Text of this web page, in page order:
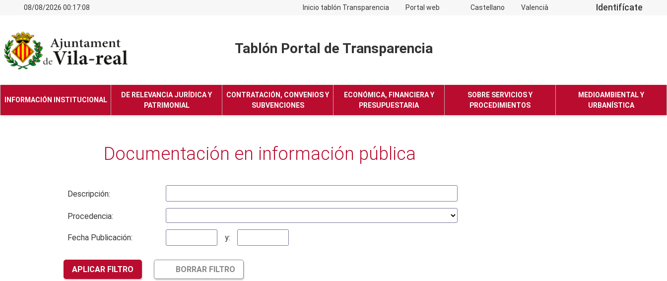
08/08/2026 00:17:08 Inicio tablón Transparencia Portal web Castellano Valencià Identifícate
Tablón Portal de Transparencia
INFORMACIÓN INSTITUCIONAL
DE RELEVANCIA JURÍDICA Y
PATRIMONIAL
CONTRATACIÓN, CONVENIOS Y
SUBVENCIONES
ECONÓMICA, FINANCIERA Y
PRESUPUESTARIA
SOBRE SERVICIOS Y
PROCEDIMIENTOS
MEDIOAMBIENTAL Y
URBANÍSTICA
Documentación en información pública
Descripción:
Procedencia:
Fecha Publicación: y:
APLICAR FILTRO BORRAR FILTRO